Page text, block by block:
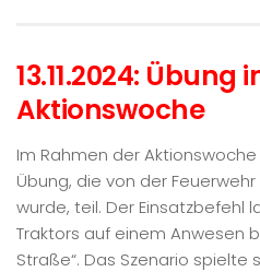
13.11.2024: Übung
Aktionswoche
Im Rahmen der
Übung, die von der
wurde, teil. Der Einsatzbefehl
Traktors auf einem Anwesen
Straße“. Das Szenario spielte